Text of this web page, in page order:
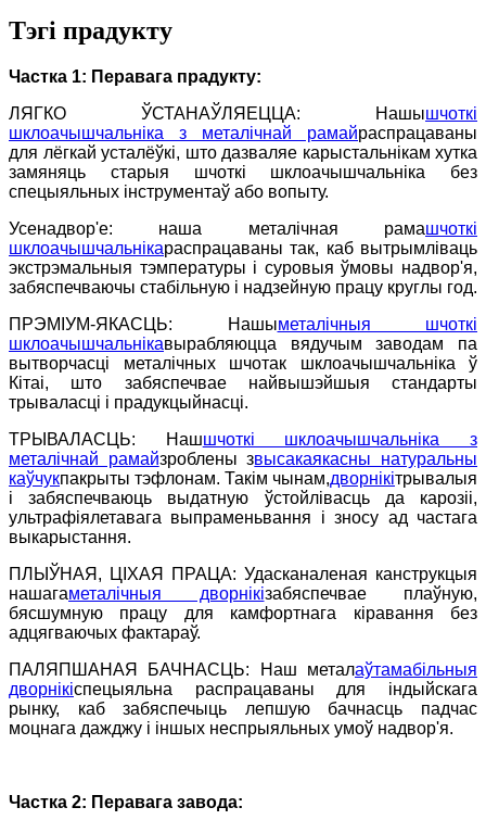
Тэгі прадукту
Частка 1: Перавага прадукту:
ЛЯГКО ЎСТАНАЎЛЯЕЦЦА: Нашышчоткі
шклоачышчальніка з металічнай рамайраспрацаваны
для лёгкай усталёўкі, што дазваляе карыстальнікам хутка
замяняць старыя шчоткі шклоачышчальніка без
спецыяльных інструментаў або вопыту.
Усенадвор'е: наша металічная рамашчоткі
шклоачышчальнікараспрацаваны так, каб вытрымліваць
экстрэмальныя тэмпературы і суровыя ўмовы надвор'я,
забяспечваючы стабільную і надзейную працу круглы год.
ПРЭМІУМ-ЯКАСЦЬ: Нашыметалічныя шчоткі
шклоачышчальнікавырабляюцца вядучым заводам па
вытворчасці металічных шчотак шклоачышчальніка ў
Кітаі, што забяспечвае найвышэйшыя стандарты
трываласці і прадукцыйнасці.
ТРЫВАЛАСЦЬ: Нашшчоткі шклоачышчальніка з
металічнай рамайзроблены звысакаякасны натуральны
каўчукпакрыты тэфлонам. Такім чынам,дворнікітрывалыя
і забяспечваюць выдатную ўстойлівасць да карозіі,
ультрафіялетавага выпраменьвання і зносу ад частага
выкарыстання.
ПЛЫЎНАЯ, ЦІХАЯ ПРАЦА: Удасканаленая канструкцыя
нашагаметалічныя дворнікізабяспечвае плаўную,
бясшумную працу для камфортнага кіравання без
адцягваючых фактараў.
ПАЛЯПШАНАЯ БАЧНАСЦЬ: Наш металаўтамабільныя
дворнікіспецыяльна распрацаваны для індыйскага
рынку, каб забяспечыць лепшую бачнасць падчас
моцнага дажджу і іншых неспрыяльных умоў надвор'я.
Частка 2: Перавага завода: